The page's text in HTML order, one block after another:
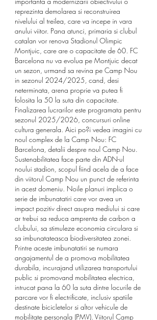
reprezinta demolarea si reconstruirea
nivelului al treilea, care va incepe in vara
anului viitor. Pana atunci, primaria si clubul
catalan vor renova Stadionul Olimpic
Montjuic, care are o capacitate de 60. FC
Barcelona nu va evolua pe Montjuic decat
un sezon, urmand sa revina pe Camp Nou
in sezonul 2024/2025, cand, desi
neterminata, arena proprie va putea fi
folosita la 50 la suta din capacitate.
Finalizarea lucrarilor este programata pentru
sezonul 2025/2026, concursuri online
cultura generala. Aici po?i vedea imagini cu
noul complex de la Camp Nou: FC
Barcelona, detalii despre noul Camp Nou.
Sustenabilitatea face parte din ADN-ul
noului stadion, scopul fiind acela de a face
din viitorul Camp Nou un punct de referinta
in acest domeniu. Noile planuri implica o
serie de imbunatatiri care vor avea un
impact pozitiv direct asupra mediului si care
ar trebui sa reduca amprenta de carbon a
clubului, sa stimuleze economia circulara si
sa imbunatateasca biodiversitatea zonei.
Printre aceste imbunatatiri se numara
angajamentul de a promova mobilitatea
durabila, incurajand utilizarea transportului
public si promovand mobilitatea electrica,
intrucat pana la 60 la suta dintre locurile de
parcare vor fi electrificate, inclusiv spatiile
destinate bicicletelor si altor vehicule de
mobilitate personala (PMV). Viitorul Camp